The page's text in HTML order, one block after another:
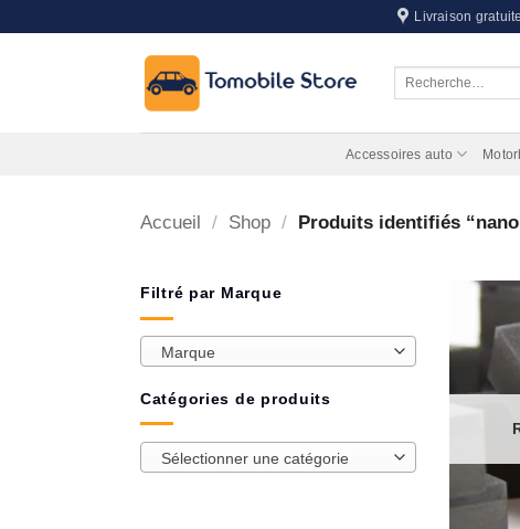
au
Livraison
Accessoires auto
Accueil / Shop / Produits identifiés
Filtré par Marque
Marque
Catégories de produits
Sélectionner une catégorie